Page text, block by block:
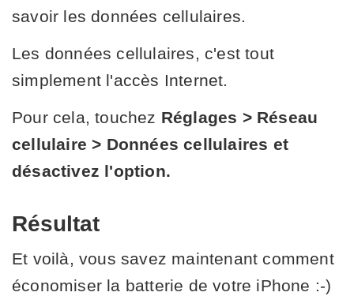
savoir les données cellulaires.
Les données cellulaires, c'est tout
simplement l'accès Internet.
Pour cela, touchez Réglages > Réseau
cellulaire > Données cellulaires et
désactivez l'option.
Résultat
Et voilà, vous savez maintenant comment
économiser la batterie de votre iPhone :-)